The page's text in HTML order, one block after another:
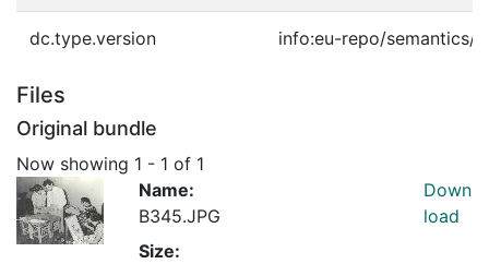
dc.type.version info:eu-repo/semantics/
Files
Original bundle
Now showing 1 - 1 of 1
Name:
B345.JPG
Size:
Down
load